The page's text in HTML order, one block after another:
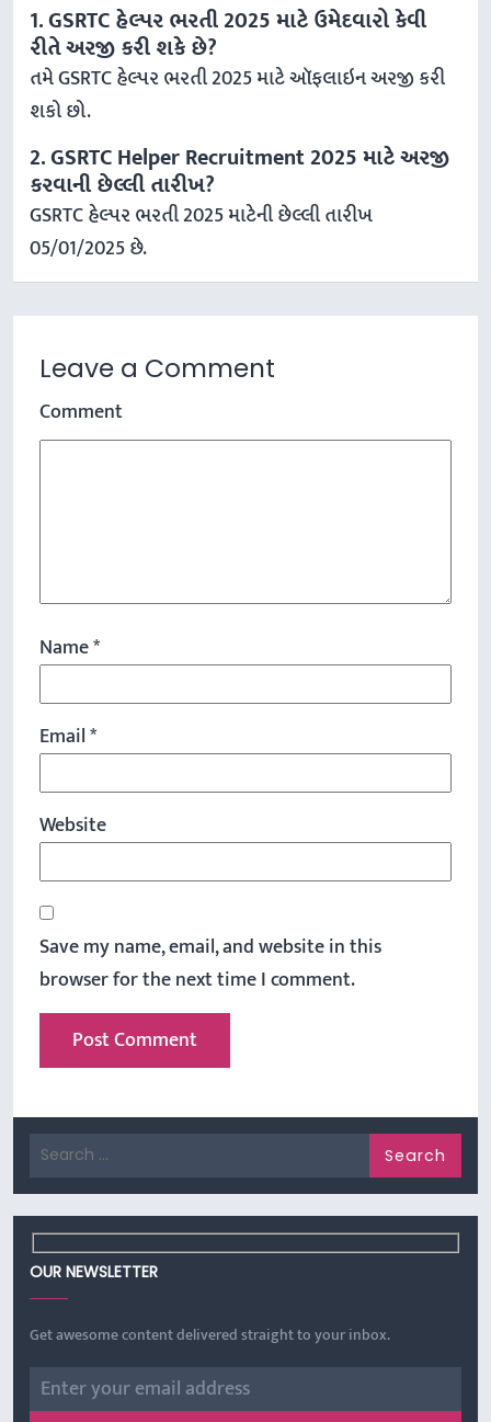
1. GSRTC હેલ્પર ભરતી 2025 માટે ઉમેદવારો કેવી
રીતે અરજી કરી શકે છે?
તમે GSRTC હેલ્પર ભરતી 2025 માટે ઑફલાઇન અરજી કરી
શકો છો.
2. GSRTC Helper Recruitment 2025 માટે અરજી
કરવાની છેલ્લી તારીખ?
GSRTC હેલ્પર ભરતી 2025 માટેની છેલ્લી તારીખ
05/01/2025 છે.
Leave a Comment
Comment
Name*
Email*
Website
Save my name, email, and website in this
browser for the next time I comment.
for:
OUR NEWSLETTER
Get awesome content delivered straight to your inbox.